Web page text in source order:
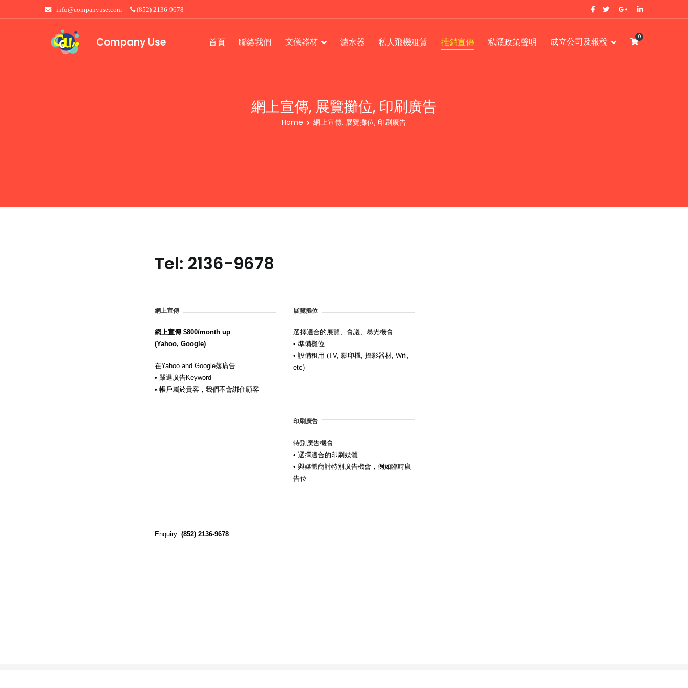
info@companyuse.com (852) 2136-9678
Company Use 首頁 聯絡我們 文儀器材 濾水器 私人飛機租賃 推銷宣傳 私隱政策聲明 成立公司及報稅 0
網上宣傳, 展覽攤位, 印刷廣告
Home 網上宣傳, 展覽攤位, 印刷廣告
Tel: 2136-9678
網上宣傳
網上宣傳 $800/month up
(Yahoo, Google)
在Yahoo and Google落廣告
• 嚴選廣告Keyword
• 帳戶屬於貴客，我們不會綁住顧客
展覽攤位
選擇適合的展覽、會議、暴光機會
• 準備攤位
• 設備租用 (TV, 影印機, 攝影器材, Wifi,
etc)
印刷廣告
特別廣告機會
• 選擇適合的印刷媒體
• 與媒體商討特別廣告機會，例如臨時廣
告位
Enquiry: (852) 2136-9678